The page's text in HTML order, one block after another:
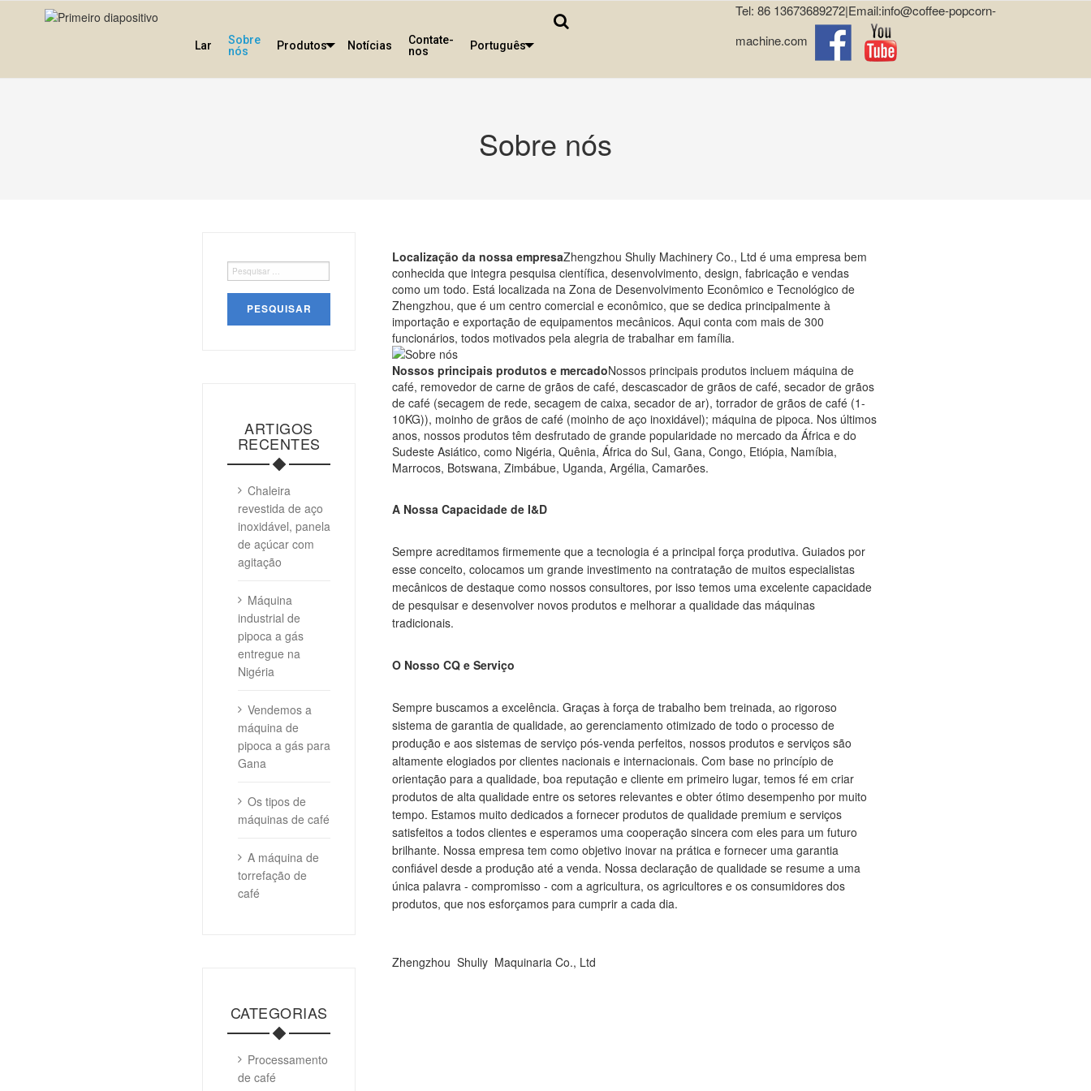
Lar
Sobre
nós
Produtos Notícias
Contate-
nos
Português
Tel: 86 13673689272|Email:info@coffee-popcorn-
machine.com
Sobre nós
Pesquisar
por:
ARTIGOS
RECENTES
Chaleira
revestida de aço
inoxidável, panela
de açúcar com
agitação
Máquina
industrial de
pipoca a gás
entregue na
Nigéria
Vendemos a
máquina de
pipoca a gás para
Gana
Os tipos de
máquinas de café
A máquina de
torrefação de
café
CATEGORIAS
Processamento
de café
Localização da nossa empresaZhengzhou Shuliy Machinery Co., Ltd é uma empresa bem
conhecida que integra pesquisa científica, desenvolvimento, design, fabricação e vendas
como um todo. Está localizada na Zona de Desenvolvimento Econômico e Tecnológico de
Zhengzhou, que é um centro comercial e econômico, que se dedica principalmente à
importação e exportação de equipamentos mecânicos. Aqui conta com mais de 300
funcionários, todos motivados pela alegria de trabalhar em família.
Nossos principais produtos e mercadoNossos principais produtos incluem máquina de
café, removedor de carne de grãos de café, descascador de grãos de café, secador de grãos
de café (secagem de rede, secagem de caixa, secador de ar), torrador de grãos de café (1-
10KG)), moinho de grãos de café (moinho de aço inoxidável); máquina de pipoca. Nos últimos
anos, nossos produtos têm desfrutado de grande popularidade no mercado da África e do
Sudeste Asiático, como Nigéria, Quênia, África do Sul, Gana, Congo, Etiópia, Namíbia,
Marrocos, Botswana, Zimbábue, Uganda, Argélia, Camarões.
A Nossa Capacidade de I&D
Sempre acreditamos firmemente que a tecnologia é a principal força produtiva. Guiados por
esse conceito, colocamos um grande investimento na contratação de muitos especialistas
mecânicos de destaque como nossos consultores, por isso temos uma excelente capacidade
de pesquisar e desenvolver novos produtos e melhorar a qualidade das máquinas
tradicionais.
O Nosso CQ e Serviço
Sempre buscamos a excelência. Graças à força de trabalho bem treinada, ao rigoroso
sistema de garantia de qualidade, ao gerenciamento otimizado de todo o processo de
produção e aos sistemas de serviço pós-venda perfeitos, nossos produtos e serviços são
altamente elogiados por clientes nacionais e internacionais. Com base no princípio de
orientação para a qualidade, boa reputação e cliente em primeiro lugar, temos fé em criar
produtos de alta qualidade entre os setores relevantes e obter ótimo desempenho por muito
tempo. Estamos muito dedicados a fornecer produtos de qualidade premium e serviços
satisfeitos a todos clientes e esperamos uma cooperação sincera com eles para um futuro
brilhante. Nossa empresa tem como objetivo inovar na prática e fornecer uma garantia
confiável desde a produção até a venda. Nossa declaração de qualidade se resume a uma
única palavra - compromisso - com a agricultura, os agricultores e os consumidores dos
produtos, que nos esforçamos para cumprir a cada dia.
Zhengzhou Shuliy Maquinaria Co., Ltd